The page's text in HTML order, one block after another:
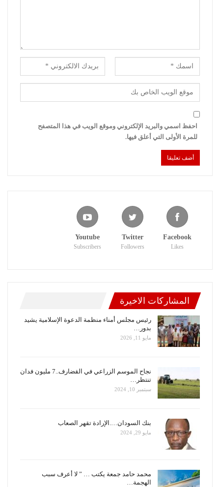
احفظ اسمي والبريد الإلكتروني وموقع الويب في هذا المتصفح
للمرة الأولى التي أعلق فيها.
Facebook
Likes
Twitter
Followers
Youtube
Subscribers
المشاركات الاخيرة
رئيس مجلس أمناء منظمة الدعوة الإسلامية يشيد
بدور…
مايو 11, 2026
نجاح الموسم الزراعي في القضارف..7 مليون فدان
تنتظر…
سبتمبر 10, 2024
بنك السودان….الإرادة تقهر الصعاب
مايو 29, 2024
محمد حامد جمعة يكتب … ” لا أعرف سبب
الهجمة…